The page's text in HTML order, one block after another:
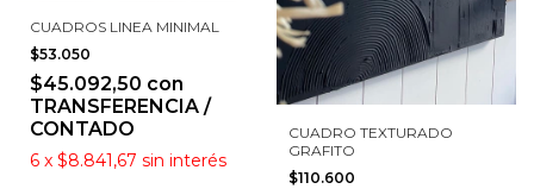
CUADROS LINEA MINIMAL
$53.050
$45.092,50 con
TRANSFERENCIA /
CONTADO
6 x $8.841,67 sin interés
CUADRO TEXTURADO
GRAFITO
$110.600